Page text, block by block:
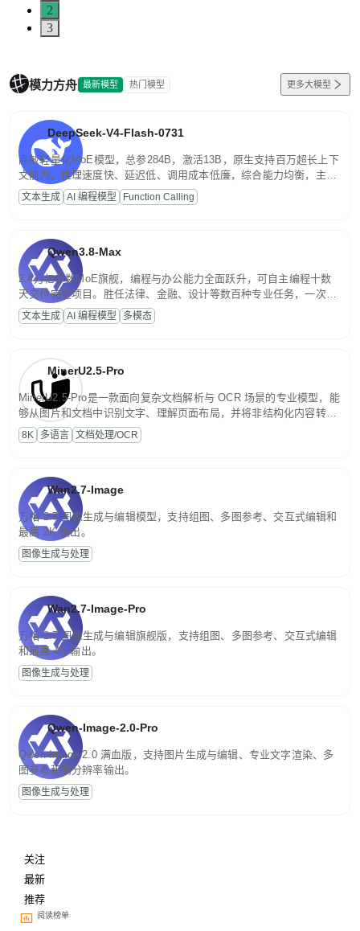
2
3
模力方舟 最新模型 热门模型 更多大模型
DeepSeek-V4-Flash-0731
高效轻量化MoE模型，总参284B，激活13B，原生支持百万超长上下
文能力。推理速度快、延迟低、调用成本低廉，综合能力均衡，主打
高并发、轻量化任务，适合日常对话、内容创作、基础 RAG、批量
文案处理等普惠刚需场景。
文本生成 AI 编程模型 Function Calling
Qwen3.8-Max
2.4万亿参数MoE旗舰，编程与办公能力全面跃升，可自主编程十数
天交付完整项目。胜任法律、金融、设计等数百种专业任务，一次对
话端到端交付生产级成果。原生视觉理解贯穿规划、执行与验证全流
程，支持超长文档与长视频的深度语义解析。长程任务中自主规划与
文本生成 AI 编程模型 多模态
MinerU2.5-Pro
MinerU2.5-Pro是一款面向复杂文档解析与 OCR 场景的专业模型，能
够从图片和文档中识别文字、理解页面布局，并将非结构化内容转换
为便于存储、检索和二次处理的结构化结果。
8K 多语言 文档处理/OCR
Wan2.7-Image
万相 2.7 图像生成与编辑模型，支持组图、多图参考、交互式编辑和
最高 2K 输出。
图像生成与处理
Wan2.7-Image-Pro
万相 2.7 图像生成与编辑旗舰版，支持组图、多图参考、交互式编辑
和最高 4K 输出。
图像生成与处理
Qwen-Image-2.0-Pro
Qwen-Image-2.0 满血版，支持图片生成与编辑、专业文字渲染、多
图参考和高分辨率输出。
图像生成与处理
关注
最新
推荐
阅读榜单